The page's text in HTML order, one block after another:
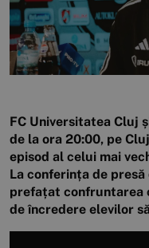
FC Universitatea Cluj
de la ora 20:00, pe
episod al celui mai
La conferința de presă
prefațat confruntarea
de încredere elevilor